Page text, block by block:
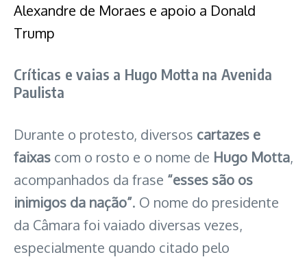
Alexandre de Moraes e apoio a Donald
Trump
Críticas e vaias a Hugo Motta na Avenida
Paulista
Durante o protesto, diversos cartazes e
faixas com o rosto e o nome de Hugo Motta,
acompanhados da frase “esses são os
inimigos da nação”. O nome do presidente
da Câmara foi vaiado diversas vezes,
especialmente quando citado pelo